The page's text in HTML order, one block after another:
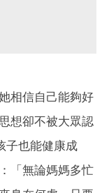
相信自己能夠好
想卻不被大眾認
子也能健康成
「無論媽媽多忙